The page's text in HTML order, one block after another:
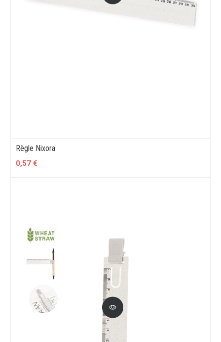
Règle Nixora
0,57 €